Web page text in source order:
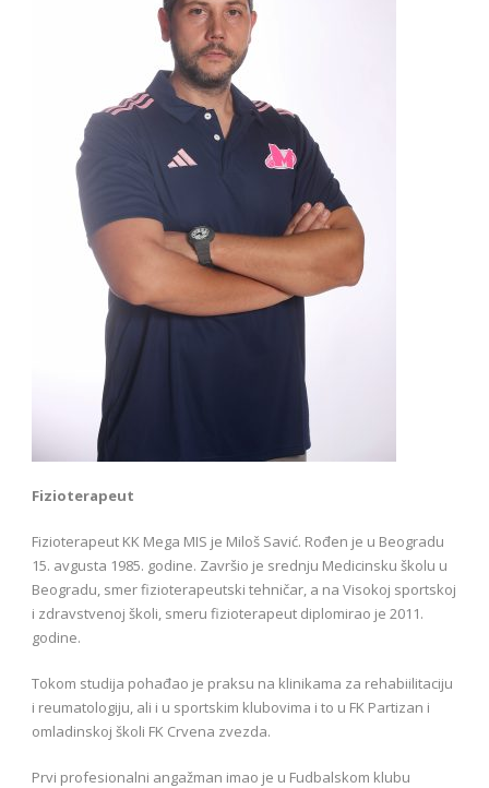
Fizioterapeut
Fizioterapeut KK Mega MIS je Miloš Savić. Rođen je u Beogradu
15. avgusta 1985. godine. Završio je srednju Medicinsku školu u
Beogradu, smer fizioterapeutski tehničar, a na Visokoj sportskoj
i zdravstvenoj školi, smeru fizioterapeut diplomirao je 2011.
godine.
Tokom studija pohađao je praksu na klinikama za rehabiilitaciju
i reumatologiju, ali i u sportskim klubovima i to u FK Partizan i
omladinskoj školi FK Crvena zvezda.
Prvi profesionalni angažman imao je u Fudbalskom klubu